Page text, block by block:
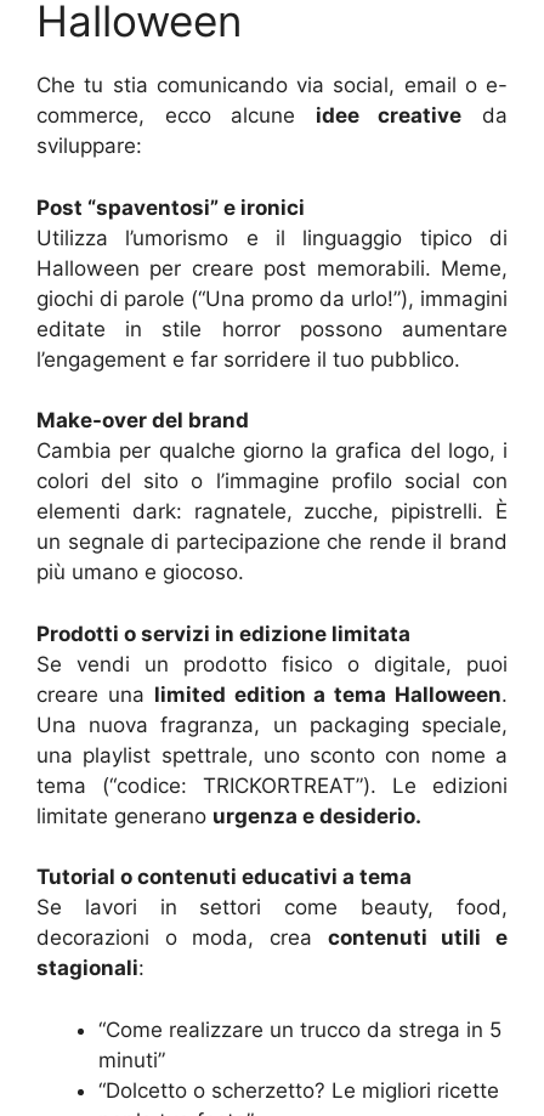
Halloween
Che tu stia comunicando via social, email o e-
commerce, ecco alcune idee creative da
sviluppare:
Post “spaventosi” e ironici
Utilizza l’umorismo e il linguaggio tipico di
Halloween per creare post memorabili. Meme,
giochi di parole (“Una promo da urlo!”), immagini
editate in stile horror possono aumentare
l’engagement e far sorridere il tuo pubblico.
Make-over del brand
Cambia per qualche giorno la grafica del logo, i
colori del sito o l’immagine profilo social con
elementi dark: ragnatele, zucche, pipistrelli. È
un segnale di partecipazione che rende il brand
più umano e giocoso.
Prodotti o servizi in edizione limitata
Se vendi un prodotto fisico o digitale, puoi
creare una limited edition a tema Halloween.
Una nuova fragranza, un packaging speciale,
una playlist spettrale, uno sconto con nome a
tema (“codice: TRICKORTREAT”). Le edizioni
limitate generano urgenza e desiderio.
Tutorial o contenuti educativi a tema
Se lavori in settori come beauty, food,
decorazioni o moda, crea contenuti utili e
stagionali:
“Come realizzare un trucco da strega in 5
minuti”
“Dolcetto o scherzetto? Le migliori ricette